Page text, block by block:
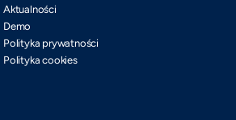
Aktualności
Demo
Polityka prywatności
Polityka cookies